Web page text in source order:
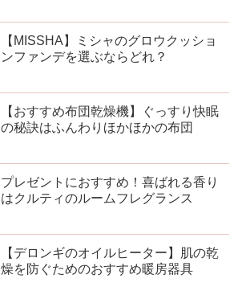
【MISSHA】ミシャのグロウクッショ
ンファンデを選ぶならどれ？
【おすすめ布団乾燥機】ぐっすり快眠
の秘訣はふんわりほかほかの布団
プレゼントにおすすめ！喜ばれる香り
はクルティのルームフレグランス
【デロンギのオイルヒーター】肌の乾
燥を防ぐためのおすすめ暖房器具